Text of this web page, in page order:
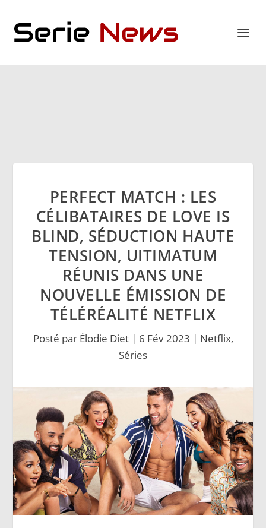
PERFECT MATCH : LES
CÉLIBATAIRES DE LOVE IS
BLIND, SÉDUCTION HAUTE
TENSION, UITIMATUM
RÉUNIS DANS UNE
NOUVELLE ÉMISSION DE
TÉLÉRÉALITÉ NETFLIX
Posté par Élodie Diet| 6 Fév 2023 | Netflix,
Séries